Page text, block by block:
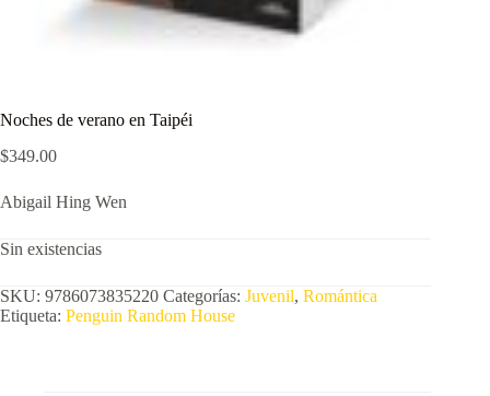
Noches de verano en Taipéi
$349.00
Abigail Hing Wen
Sin existencias
SKU: 9786073835220 Categorías: Juvenil, Romántica
Etiqueta: Penguin Random House